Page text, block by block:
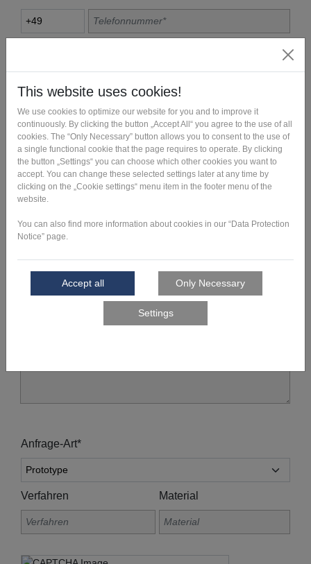
Anfrage-Art*
Verfahren Material